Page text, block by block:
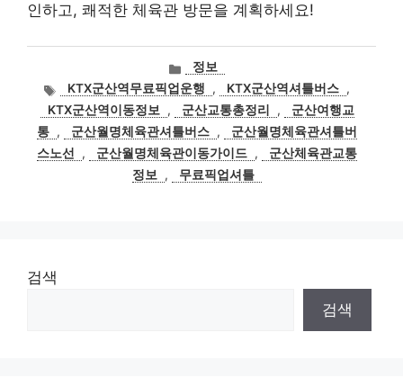
인하고, 쾌적한 체육관 방문을 계획하세요!
카
테
고
리
정보
태
그
KTX군산역무료픽업운행 , KTX군산역셔틀버스 ,
KTX군산역이동정보
, 군산교통총정리 ,
군산여행교
통 , 군산월명체육관셔틀버스 ,
군산월명체육관셔틀버
스노선
, 군산월명체육관이동가이드 ,
군산체육관교통
정보
, 무료픽업셔틀
검색
검색